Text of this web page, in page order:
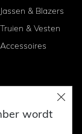
Jassen & Blazers
Truien & Vesten
Accessoires
wordt